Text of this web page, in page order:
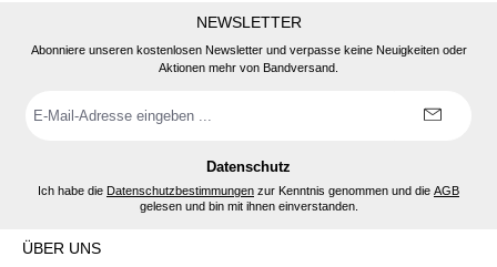
NEWSLETTER
Abonniere unseren kostenlosen Newsletter und verpasse keine Neuigkeiten oder
Aktionen mehr von Bandversand.
Mail-
Datenschutz
Ich habe die Datenschutzbestimmungen zur Kenntnis genommen und die AGB
gelesen und bin mit ihnen einverstanden.
ÜBER UNS